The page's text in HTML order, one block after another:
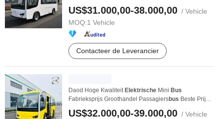
Fabrieksprijs ...
US$31.000,00-38.000,00 / Vehicle
MOQ:1 Vehicle
Contacteer de Leverancier
Daod Hoge Kwaliteit Elektrische Mini Bus
Fabrieksprijs Groothandel Passagiersbus Beste Prijs
Hete ...
US$32.000,00-39.000,00 / Vehicle